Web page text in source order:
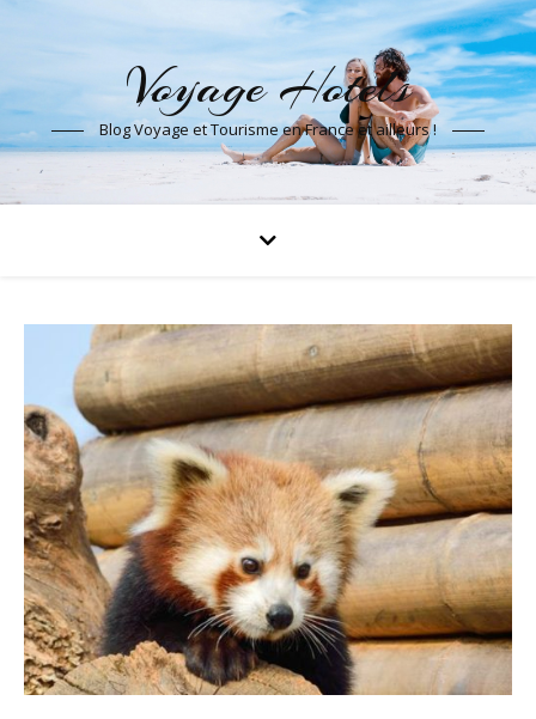
Voyage Hotels
Blog Voyage et Tourisme en France et ailleurs !